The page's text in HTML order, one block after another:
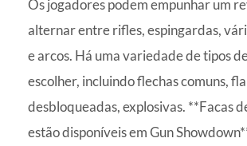
Os jogadores podem empunhar um
alternar entre rifles, espingardas,
e arcos. Há uma variedade de tipos
escolher, incluindo flechas comuns,
desbloqueadas, explosivas. **Facas
estão disponíveis em Gun